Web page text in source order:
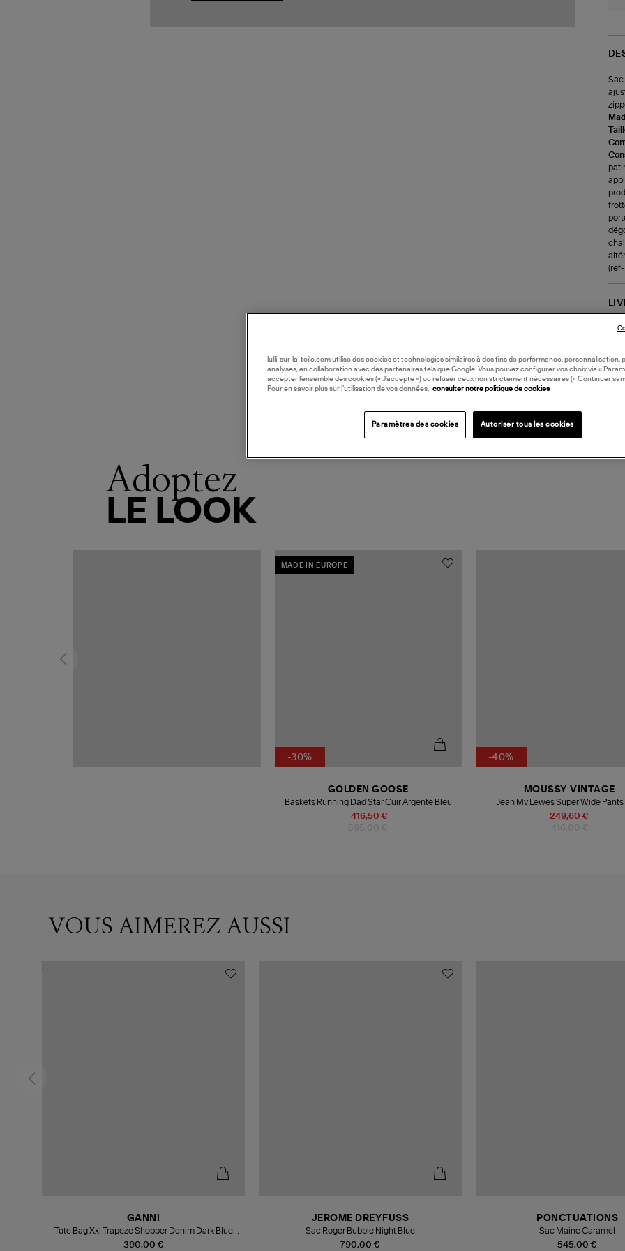
Sac
(ref-
Adoptez
LE LOOK
MADE IN EUROPE
-30%
416,50 €
GOLDEN GOOSE
Baskets Running Dad Star Cuir Argenté Bleu
-40%
249,60 €
MOUSSY VINTAGE
Jean Mv Lewes Super Wide Pants
VOUS AIMEREZ AUSSI
390,00 €
GANNI
Tote Bag Xxl Trapeze Shopper Denim Dark Blue
Vintage
790,00 €
JEROME DREYFUSS
Sac Roger Bubble Night Blue
545,00 €
PONCTUATIONS
Sac Maine Caramel
lulli-sur-la-toile.com utilise des cookies et technologies similaires à des fins de performance, personnalisation,
analyses, en collaboration avec des partenaires tels que Google. Vous pouvez configurer vos choix via «
accepter l’ensemble des cookies (« J’accepte ») ou refuser ceux non strictement nécessaires (« Continuer
Pour en savoir plus sur l’utilisation de vos données, consulter notre politique de cookies
Paramètres des cookies Autoriser tous les cookies